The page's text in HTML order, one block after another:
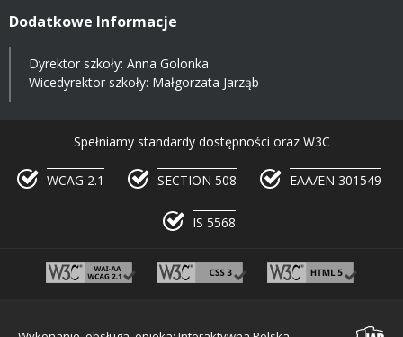
Dodatkowe Informacje
Dyrektor szkoły: Anna Golonka
Wicedyrektor szkoły: Małgorzata Jarząb
Spełniamy standardy dostępności oraz W3C
WCAG 2.1 SECTION 508 EAA/EN 301549
IS 5568